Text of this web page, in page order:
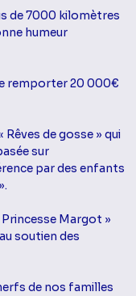
de 7000 kilomètres
humeur
remporter 20 000€
de gosse » qui
sur
par des enfants
Margot »
soutien des
de nos familles